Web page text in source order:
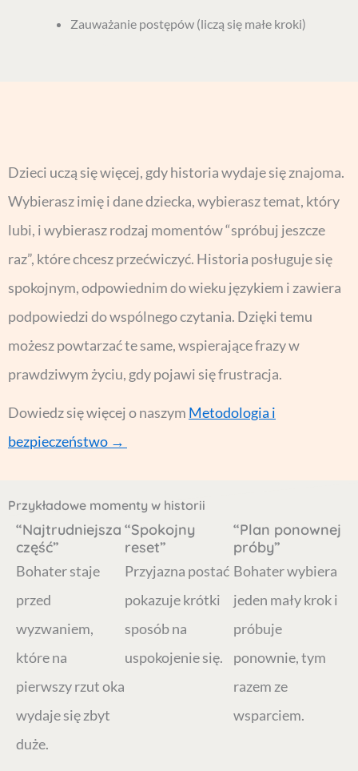
Zauważanie postępów (liczą się małe kroki)
Dzieci uczą się więcej, gdy historia wydaje się znajoma.
Wybierasz imię i dane dziecka, wybierasz temat, który
lubi, i wybierasz rodzaj momentów “spróbuj jeszcze
raz”, które chcesz przećwiczyć. Historia posługuje się
spokojnym, odpowiednim do wieku językiem i zawiera
podpowiedzi do wspólnego czytania. Dzięki temu
możesz powtarzać te same, wspierające frazy w
prawdziwym życiu, gdy pojawi się frustracja.
Dowiedz się więcej o naszym Metodologia i
bezpieczeństwo →
Przykładowe momenty w historii
“Najtrudniejsza
część”
Bohater staje
przed
wyzwaniem,
które na
pierwszy rzut oka
wydaje się zbyt
duże.
“Spokojny
reset”
Przyjazna postać
pokazuje krótki
sposób na
uspokojenie się.
“Plan ponownej
próby”
Bohater wybiera
jeden mały krok i
próbuje
ponownie, tym
razem ze
wsparciem.